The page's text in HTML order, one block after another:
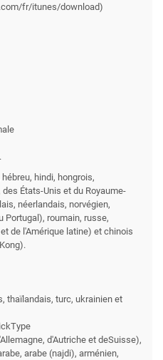
fr/itunes/download)
hindi, hongrois,
États-Unis et du Royaume-
néerlandais, norvégien,
Portugal), roumain, russe,
de l'Amérique latine) et chinois
thaïlandais, turc, ukrainien et
d'Autriche et deSuisse),
arabe (najdi), arménien,